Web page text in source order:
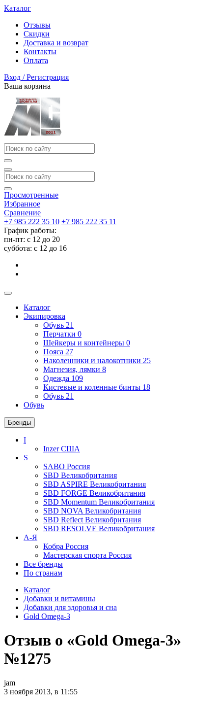
Каталог
Отзывы
Скидки
Доставка и возврат
Контакты
Оплата
Вход / Регистрация
Ваша корзина
Просмотренные
Избранное
Сравнение
+7 985 222 35 10 +7 985 222 35 11
График работы:
пн-пт: с 12 до 20
суббота: c 12 до 16
Каталог
Экипировка
Обувь 21
Перчатки 0
Шейкеры и контейнеры 0
Пояса 27
Наколенники и налокотники 25
Магнезия, лямки 8
Одежда 109
Кистевые и коленные бинты 18
Обувь 21
Обувь
Бренды
I
InzerСША
S
SABO Россия
SBD Великобритания
SBD ASPIRE Великобритания
SBD FORGE Великобритания
SBD Momentum Великобритания
SBD NOVA Великобритания
SBD Reflect Великобритания
SBD RESOLVE Великобритания
А-Я
Кобра Россия
Мастерская спорта Россия
Все бренды
По странам
Каталог
Добавки и витамины
Добавки для здоровья и сна
Gold Omega-3
Отзыв о «Gold Omega-3»
№1275
jam
3 ноября 2013, в 11:55